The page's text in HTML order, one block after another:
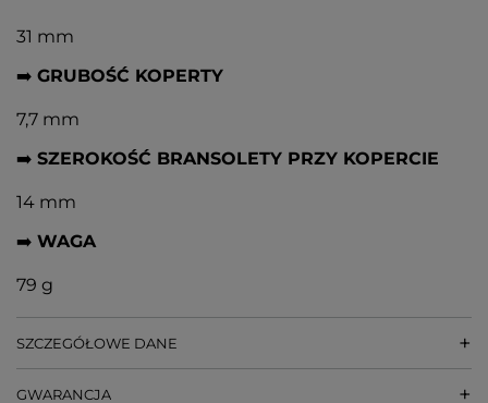
31 mm
➡️ GRUBOŚĆ KOPERTY
7,7 mm
➡️ SZEROKOŚĆ BRANSOLETY PRZY KOPERCIE
14 mm
➡️ WAGA
79 g
SZCZEGÓŁOWE DANE
GWARANCJA